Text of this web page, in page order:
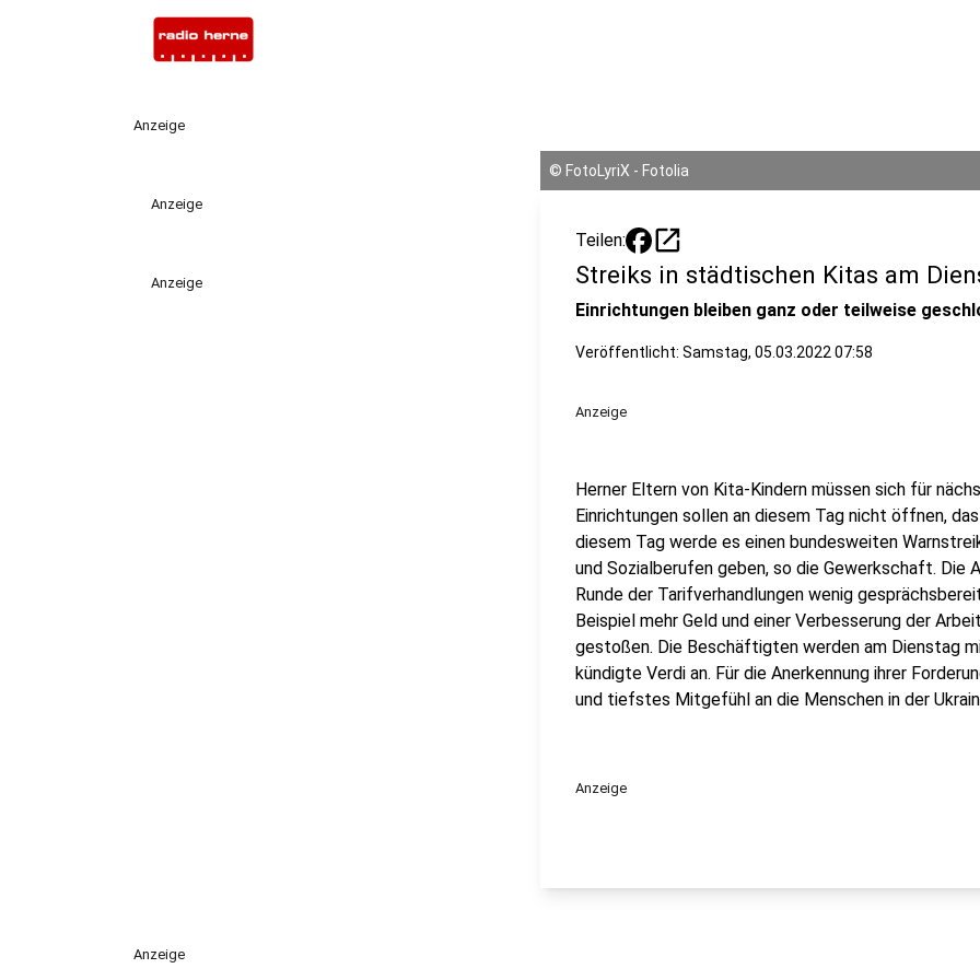
Anzeige
Anzeige
Anzeige
© FotoLyriX - Fotolia
Teilen: open_in_new
Streiks in städtischen Kitas am
Einrichtungen bleiben ganz oder teilweise
Veröffentlicht: Samstag, 05.03.2022 07:58
Anzeige
Herner Eltern von Kita-Kindern müssen sich für
Einrichtungen sollen an diesem Tag nicht öffnen,
diesem Tag werde es einen bundesweiten
und Sozialberufen geben, so die Gewerkschaft. Die
Runde der Tarifverhandlungen wenig
Beispiel mehr Geld und einer Verbesserung der
gestoßen. Die Beschäftigten werden am Dienstag
kündigte Verdi an. Für die Anerkennung ihrer
und tiefstes Mitgefühl an die Menschen in der
Anzeige
Anzeige